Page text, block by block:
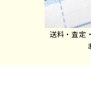
送料・査定